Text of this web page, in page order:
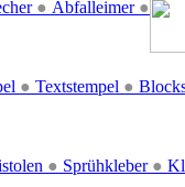
● Abfalleimer ●
● Textstempel ●
● Sprühkleber ●